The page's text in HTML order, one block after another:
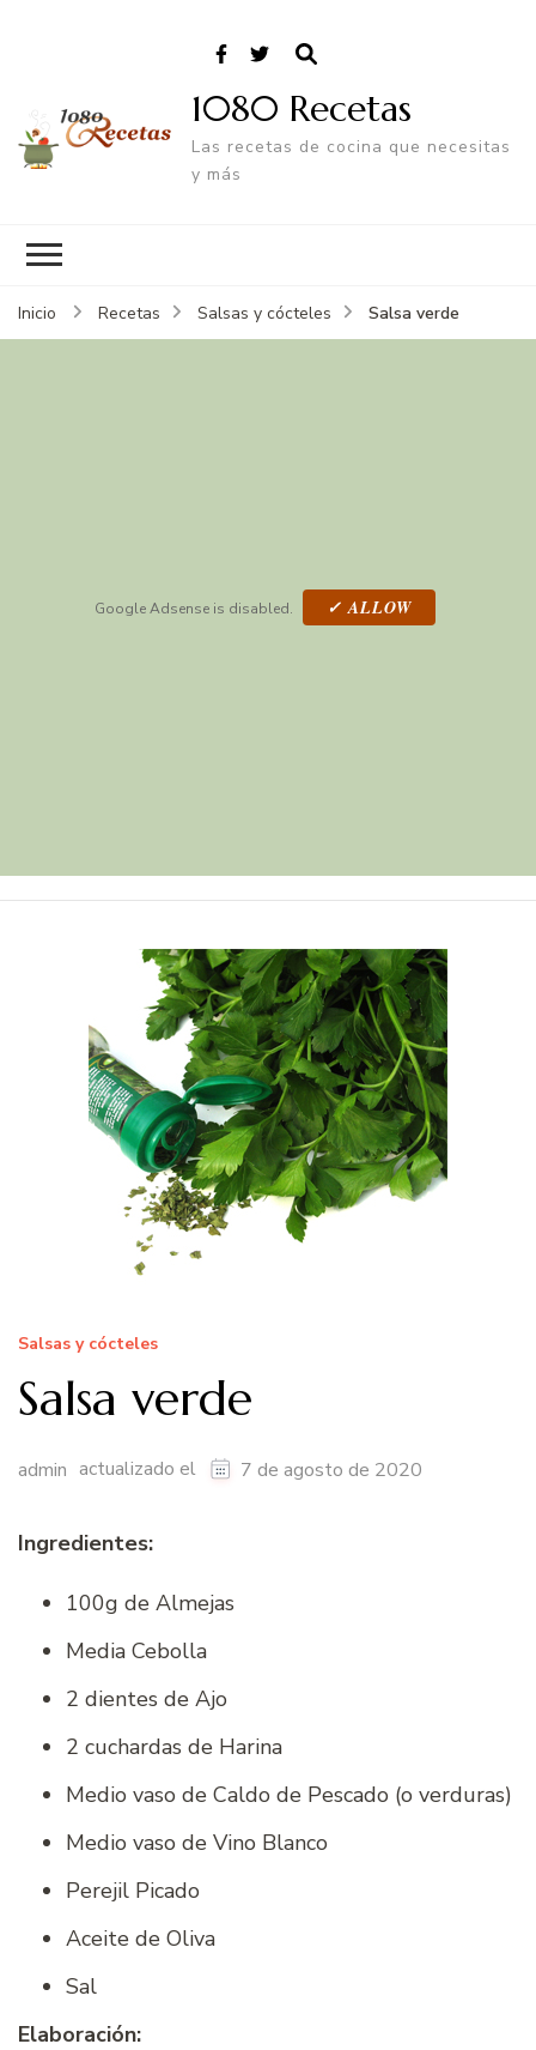
1080 Recetas
Las recetas de cocina que necesitas
y más
Inicio Recetas Salsas y cócteles Salsa verde
Google Adsense is disabled. ✓ ALLOW
Salsas y cócteles
Salsa verde
admin actualizado el 7 de agosto de 2020
Ingredientes:
100g de Almejas
Media Cebolla
2 dientes de Ajo
2 cuchardas de Harina
Medio vaso de Caldo de Pescado (o verduras)
Medio vaso de Vino Blanco
Perejil Picado
Aceite de Oliva
Sal
Elaboración: